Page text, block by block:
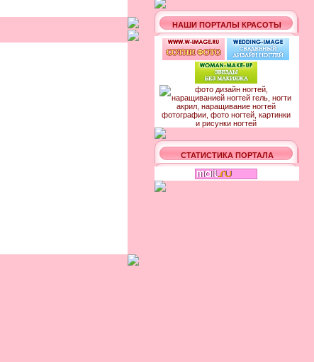
НАШИ ПОРТАЛЫ КРАСОТЫ
СТАТИСТИКА ПОРТАЛА